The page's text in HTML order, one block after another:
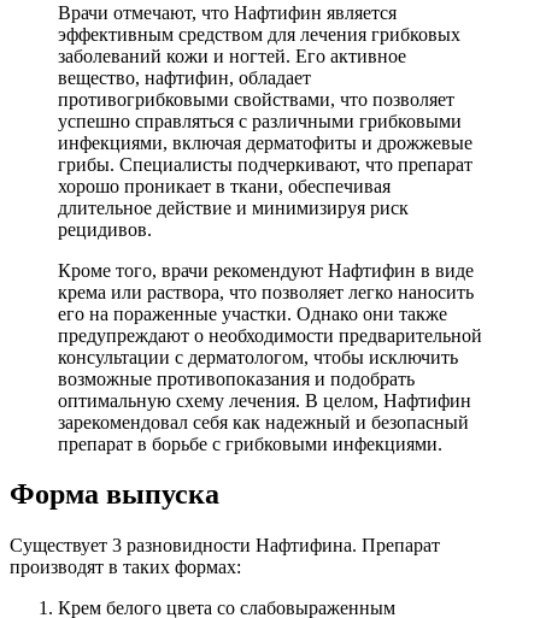
Врачи отмечают, что Нафтифин является
эффективным средством для лечения грибковых
заболеваний кожи и ногтей. Его активное
вещество, нафтифин, обладает
противогрибковыми свойствами, что позволяет
успешно справляться с различными грибковыми
инфекциями, включая дерматофиты и дрожжевые
грибы. Специалисты подчеркивают, что препарат
хорошо проникает в ткани, обеспечивая
длительное действие и минимизируя риск
рецидивов.
Кроме того, врачи рекомендуют Нафтифин в виде
крема или раствора, что позволяет легко наносить
его на пораженные участки. Однако они также
предупреждают о необходимости предварительной
консультации с дерматологом, чтобы исключить
возможные противопоказания и подобрать
оптимальную схему лечения. В целом, Нафтифин
зарекомендовал себя как надежный и безопасный
препарат в борьбе с грибковыми инфекциями.
Форма выпуска
Существует 3 разновидности Нафтифина. Препарат
производят в таких формах:
Крем белого цвета со слабовыраженным